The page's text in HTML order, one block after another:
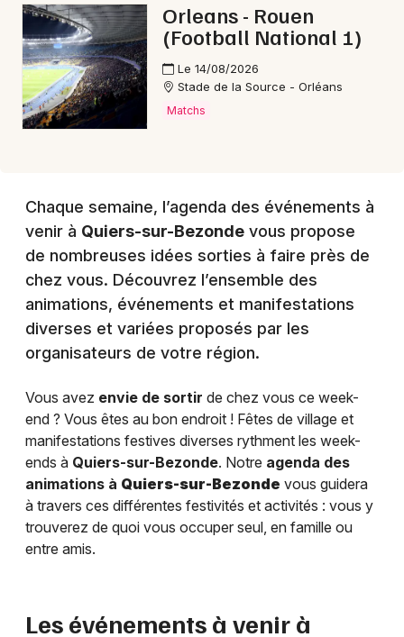
Orleans - Rouen
(Football National 1)
Le 14/08/2026
Stade de la Source - Orléans
Matchs
Chaque semaine, l’agenda des événements à
venir à Quiers-sur-Bezonde vous propose
de nombreuses idées sorties à faire près de
chez vous. Découvrez l’ensemble des
animations, événements et manifestations
diverses et variées proposés par les
organisateurs de votre région.
Vous avez envie de sortir de chez vous ce week-
end ? Vous êtes au bon endroit ! Fêtes de village et
manifestations festives diverses rythment les week-
ends à Quiers-sur-Bezonde. Notre agenda des
animations à Quiers-sur-Bezonde vous guidera
à travers ces différentes festivités et activités : vous y
trouverez de quoi vous occuper seul, en famille ou
entre amis.
Les événements à venir à